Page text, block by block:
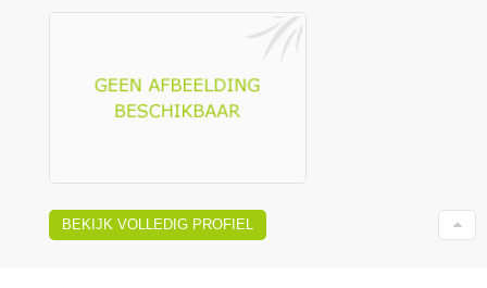
BEKIJK VOLLEDIG PROFIEL